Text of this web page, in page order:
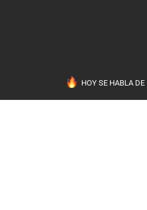
HOY SE HABLA DE